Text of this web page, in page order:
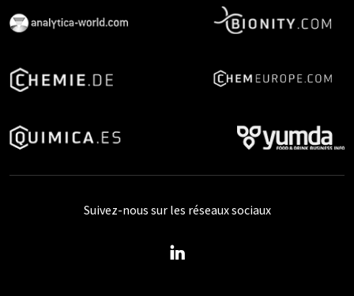
Suivez-nous sur les réseaux sociaux